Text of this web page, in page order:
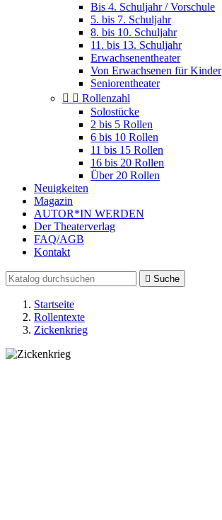
Bis 4. Schuljahr / Vorschule
5. bis 7. Schuljahr
8. bis 10. Schuljahr
11. bis 13. Schuljahr
Erwachsenentheater
Von Erwachsenen für Kinder
Seniorentheater
  Rollenzahl
Solostücke
2 bis 5 Rollen
6 bis 10 Rollen
11 bis 15 Rollen
16 bis 20 Rollen
Über 20 Rollen
Neuigkeiten
Magazin
AUTOR*IN WERDEN
Der Theaterverlag
FAQ/AGB
Kontakt
 Suche
Startseite
Rollentexte
Zickenkrieg